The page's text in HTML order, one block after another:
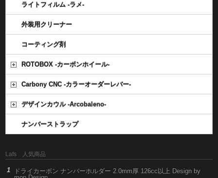
ライトフィルム -ラメ-
外装用クリーナー
コーティング剤
ROTOBOX -カーボンホイール-
Carbony CNC -カラーオーダーレバー-
デザインカウル -Arcobaleno-
ナンバーストラップ
Lafs 人気商品
ドライカーボン ナンバーホルダー 2.0mm厚 126cc以上 Design by